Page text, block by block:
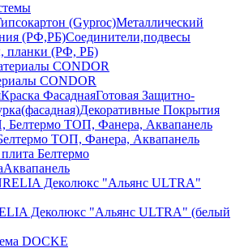
(Gyproc)Металлический
(РФ,РБ)Соединители,подвесы
планки (РФ, РБ)
CONDOR
Краска ФасаднаяГотовая Защитно-
Декоративные Покрытия
ТОП, Фанера, Аквапанель
Белтермо
Аквапанель
Деколюкс "Альянс ULTRA" (белый